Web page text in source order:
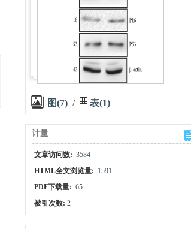
图(7) / 表(1)
计量
文章访问数: 3584
HTML全文浏览量: 1591
PDF下载量: 65
被引次数:2